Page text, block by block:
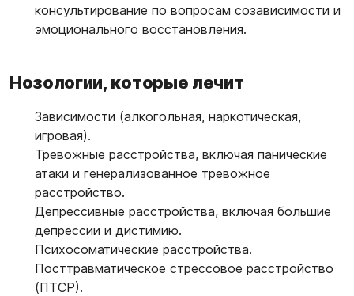
консультирование по вопросам созависимости и
эмоционального восстановления.
Нозологии, которые лечит
Зависимости (алкогольная, наркотическая,
игровая).
Тревожные расстройства, включая панические
атаки и генерализованное тревожное
расстройство.
Депрессивные расстройства, включая большие
депрессии и дистимию.
Психосоматические расстройства.
Посттравматическое стрессовое расстройство
(ПТСР).